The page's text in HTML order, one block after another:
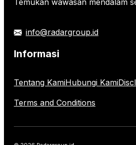
Temukan wawasan mendalam
info@radargroup.id
Informasi
Tentang KamiHubungi Kami
Terms and Conditions